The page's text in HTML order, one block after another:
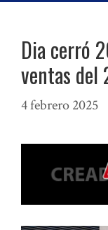
Dia cerró
ventas del
4 febrero 2025